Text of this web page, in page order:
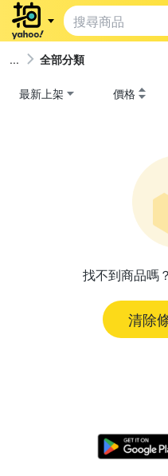
全部分類
最新上架 價格
找不到商品嗎
清除